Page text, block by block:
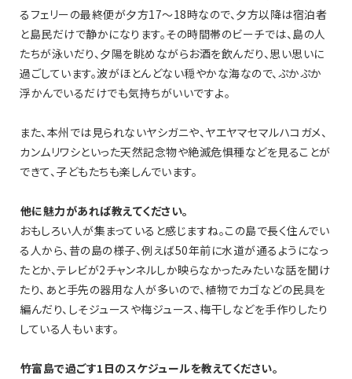
るフェリーの最終便が夕方17〜18時なので、夕方以降は宿泊者
と島民だけで静かになります。その時間帯のビーチでは、島の人
たちが泳いだり、夕陽を眺めながらお酒を飲んだり、思い思いに
過ごしています。波がほとんどない穏やかな海なので、ぷかぷか
浮かんでいるだけでも気持ちがいいですよ。
また、本州では見られないヤシガニや、ヤエヤマセマルハコガメ、
カンムリワシといった天然記念物や絶滅危惧種などを見ることが
できて、子どもたちも楽しんでいます。
――他に魅力があれば教えてください。
おもしろい人が集まっていると感じますね。この島で長く住んでい
る人から、昔の島の様子、例えば50年前に水道が通るようになっ
たとか、テレビが2チャンネルしか映らなかったみたいな話を聞け
たり、あと手先の器用な人が多いので、植物でカゴなどの民具を
編んだり、しそジュースや梅ジュース、梅干しなどを手作りしたり
している人もいます。
――竹富島で過ごす1日のスケジュールを教えてください。